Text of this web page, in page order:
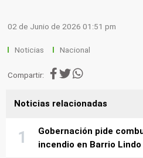
02 de Junio de 2026 01:51 pm
Noticias Nacional
Compartir:
Noticias relacionadas
Gobernación pide
incendio en Barrio Lindo